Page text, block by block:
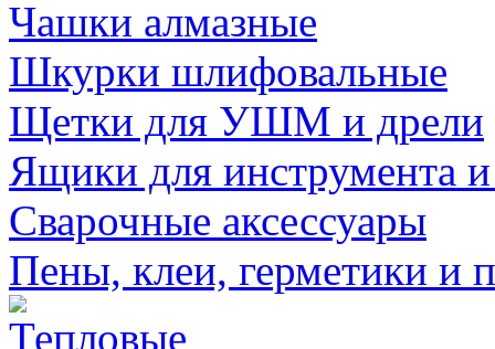
Чашки алмазные
Шкурки шлифовальные
Щетки для УШМ и дрели
Ящики для инструмента
Сварочные аксессуары
Пены, клеи, герметики и